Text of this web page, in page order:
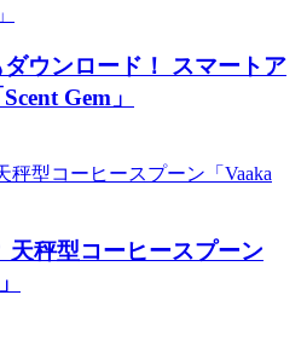
ウンロード！ スマートア
Gem」
天秤型コーヒースプーン